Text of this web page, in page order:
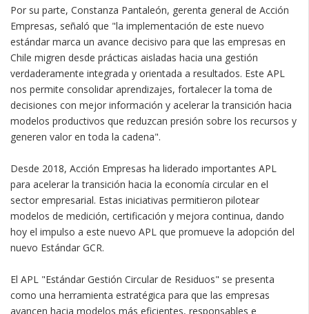
Por su parte, Constanza Pantaleón, gerenta general de Acción
Empresas, señaló que "la implementación de este nuevo
estándar marca un avance decisivo para que las empresas en
Chile migren desde prácticas aisladas hacia una gestión
verdaderamente integrada y orientada a resultados. Este APL
nos permite consolidar aprendizajes, fortalecer la toma de
decisiones con mejor información y acelerar la transición hacia
modelos productivos que reduzcan presión sobre los recursos y
generen valor en toda la cadena".
Desde 2018, Acción Empresas ha liderado importantes APL
para acelerar la transición hacia la economía circular en el
sector empresarial. Estas iniciativas permitieron pilotear
modelos de medición, certificación y mejora continua, dando
hoy el impulso a este nuevo APL que promueve la adopción del
nuevo Estándar GCR.
El APL "Estándar Gestión Circular de Residuos" se presenta
como una herramienta estratégica para que las empresas
avancen hacia modelos más eficientes, responsables e